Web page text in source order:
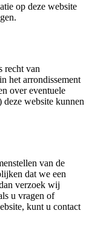
op deze website
recht van
het arrondissement
over eventuele
website kunnen
van de
dat we een
verzoek wij
u vragen of
kunt u contact